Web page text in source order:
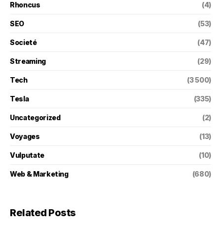
Rhoncus (4)
SEO (53)
Societé (47)
Streaming (29)
Tech (3 500)
Tesla (335)
Uncategorized (2)
Voyages (13)
Vulputate (10)
Web & Marketing (680)
Related Posts